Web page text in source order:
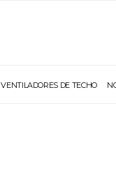
VENTILADORES DE TECHO